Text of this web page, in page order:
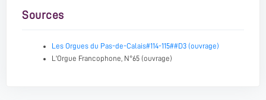
Sources
Les Orgues du Pas-de-Calais#114-115##D3 (ouvrage)
L'Orgue Francophone, N°65 (ouvrage)